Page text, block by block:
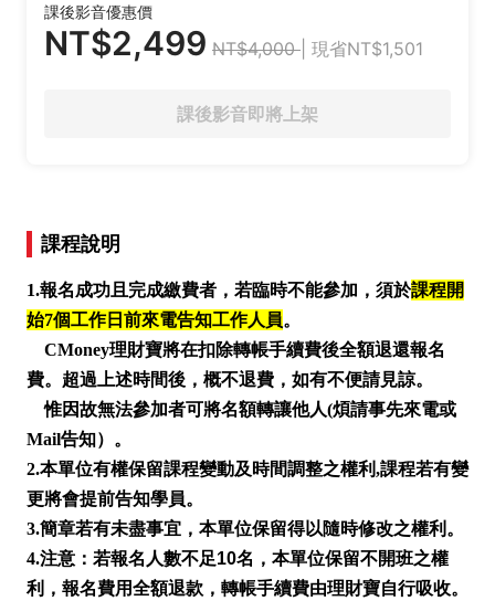
課後影音優惠價
NT$2,499 NT$4,000 | 現省NT$1,501
課後影音即將上架
課程說明
1.報名成功且完成繳費者，若臨時不能參加，須於課程開
始7個工作日前來電告知工作人員。
CMoney理財寶將在扣除轉帳手續費後全額退還報名
費。 超過上述時間後，概不退費，如有不便請見諒。
惟因故無法參加者可將名額轉讓他人(煩請事先來電或
Mail告知）。
2.本單位有權保留課程變動及時間調整之權利,課程若有變
更將會提前告知學員。
3.簡章若有未盡事宜，本單位保留得以隨時修改之權利。
4.注意： 若報名人數不足10名，本單位保留不開班之權
利，報名費用全額退款，轉帳手續費由理財寶自行吸收。